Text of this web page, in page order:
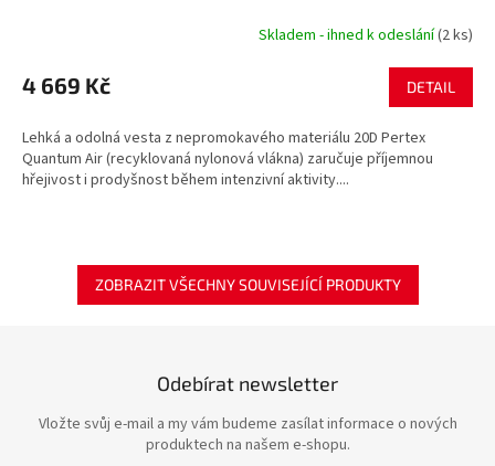
Skladem - ihned k odeslání(2 ks)
4 669 Kč DETAIL
Lehká a odolná vesta z nepromokavého materiálu 20D Pertex
Quantum Air (recyklovaná nylonová vlákna) zaručuje příjemnou
hřejivost i prodyšnost během intenzivní aktivity....
ZOBRAZIT VŠECHNY SOUVISEJÍCÍ PRODUKTY
Odebírat newsletter
Vložte svůj e-mail a my vám budeme zasílat informace o nových
produktech na našem e-shopu.